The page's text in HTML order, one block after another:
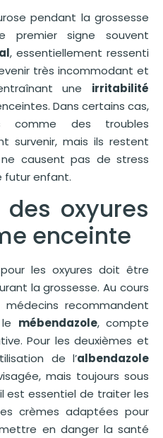
pendant la grossesse
premier signe souvent
, essentiellement ressenti
très incommodant et
une irritabilité
Dans certains cas,
comme des troubles
survenir, mais ils restent
causent pas de stress
futur enfant.
oxyures
enceinte
pour les oxyures doit être
la grossesse. Au cours
recommandent
mébendazole, compte
Pour les deuxièmes et
de l’albendazole
mais toujours sous
est essentiel de traiter les
crèmes adaptées pour
en danger la santé